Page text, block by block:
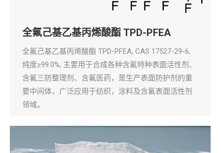
全氟己基乙基丙烯酸酯 TPD-PFEA
全氟己基乙基丙烯酸酯 TPD-PFEA, CAS 17527-29-6,
纯度≥99.0%, 主要用于合成各种含氟特种表面活性剂、
含氟三防整理剂、含氟医药，是生产表面防护剂的重
要中间体，广泛应用于纺织，涂料及含氟表面活性剂
领域。